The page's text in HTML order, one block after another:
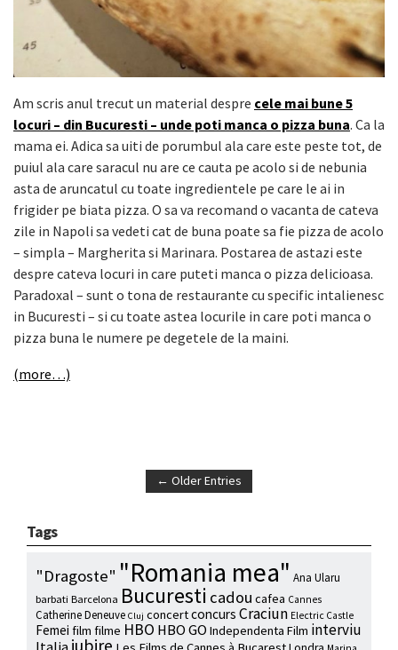
Am scris anul trecut un material despre cele mai bune 5
locuri – din Bucuresti – unde poti manca o pizza buna. Ca la
mama ei. Adica sa uiti de porumbul ala care este peste tot, de
puiul ala care saracul nu are ce cauta pe acolo si de nebunia
asta de aruncatul cu toate ingredientele pe care le ai in
frigider pe biata pizza. O sa va recomand o vacanta de cateva
zile in Napoli sa vedeti cat de buna poate sa fie pizza de acolo
– simpla – Margherita si Marinara. Postarea de astazi este
despre cateva locuri in care puteti manca o pizza delicioasa.
Paradoxal – sunt o tona de restaurante cu specific intalienesc
in Bucuresti – si cu toate astea locurile in care poti manca o
pizza buna le numere pe degetele de la maini.
(more…)
← Older Entries
Tags
"Dragoste" "Romania mea" Ana Ularu
barbati Barcelona Bucuresti cadou cafea Cannes
Catherine Deneuve Cluj concertconcurs Craciun Electric Castle
Femei film filme HBO HBO GO Independenta Film interviu